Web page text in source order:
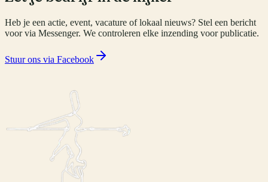
Heb je een actie, event, vacature of lokaal nieuws? Stel een bericht
voor via Messenger. We controleren elke inzending voor publicatie.
Stuur ons via Facebook